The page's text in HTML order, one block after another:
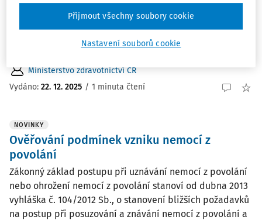
k zajištění jednotného postupu při zařazování prací do
zařazování prací do kategorií, a to od ...
Ministerstvo zdravotnictví ČR
Vydáno: 22. 12. 2025 / 1 minuta čtení
NOVINKY
Ověřování podmínek vzniku nemocí z
povolání
Zákonný základ postupu při uznávání nemocí z povolání
nebo ohrožení nemocí z povolání stanoví od dubna 2013
vyhláška č. 104/2012 Sb., o stanovení bližších požadavků
na postup při posuzování a znávání nemocí z povolání a
Nastavení souborů cookie
Přijmout všechny soubory cookie